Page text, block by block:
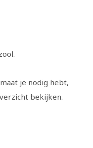
je nodig hebt,
bekijken.